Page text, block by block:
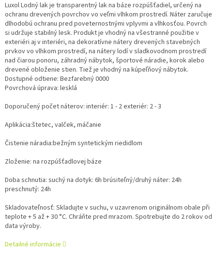
Luxol Lodný lak je transparentný lak na báze rozpúšťadiel, určený na
ochranu drevených povrchov vo veľmi vlhkom prostredí. Náter zaručuje
dlhodobú ochranu pred poveternostnými vplyvmi a vlhkosťou. Povrch
si udržuje stabilný lesk. Produkt je vhodný na všestranné použitie v
exteriéri aj v interiéri, na dekoratívne nátery drevených stavebných
prvkov vo vlhkom prostredí, na nátery lodí v sladkovodnom prostredí
nad čiarou ponoru, záhradný nábytok, športové náradie, korok alebo
drevené obloženie stien. Tiež je vhodný na kúpeľňový nábytok.
Dostupné odtiene: Bezfarebný 0000
Povrchová úprava: lesklá
Doporučený počet náterov: interiér: 1 - 2 exteriér: 2 - 3
Aplikácia:štetec, valček, máčanie
Čistenie náradia:bežným syntetickým riedidlom
Zloženie: na rozpúšťadlovej báze
Doba schnutia: suchý na dotyk: 6h brúsiteľný/druhý náter: 24h
preschnutý: 24h
Skladovateľnosť: Skladujte v suchu, v uzavrenom originálnom obale při
teplote + 5 až + 30 °C. Chráňte pred mrazom. Spotrebujte do 2 rokov od
data výroby.
Detailné informácie